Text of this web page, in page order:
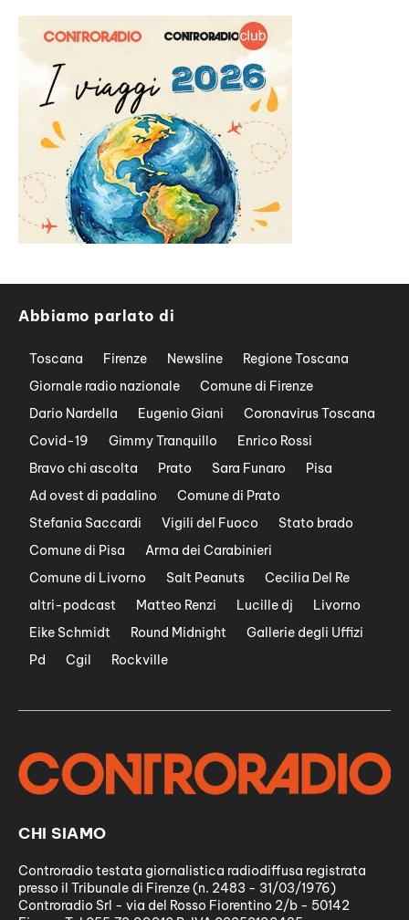
Abbiamo parlato di
Toscana Firenze Newsline
Regione Toscana
Giornale radio nazionale
Comune di Firenze
Dario Nardella
Eugenio Giani
Coronavirus Toscana
Covid-19
Gimmy Tranquillo
Enrico Rossi
Bravo chi ascolta
Prato Sara Funaro
Pisa
Ad ovest di padalino
Comune di Prato
Stefania Saccardi
Vigili del Fuoco
Stato brado
Comune di Pisa
Arma dei Carabinieri
Comune di Livorno
Salt Peanuts
Cecilia Del Re
altri-podcast
Matteo Renzi Lucille dj
Livorno
Eike Schmidt
Round Midnight
Gallerie degli Uffizi
Pd
Cgil Rockville
CHI SIAMO
Controradio testata giornalistica radiodiffusa registrata
presso il Tribunale di Firenze (n. 2483 - 31/03/1976)
Controradio Srl - via del Rosso Fiorentino 2/b - 50142